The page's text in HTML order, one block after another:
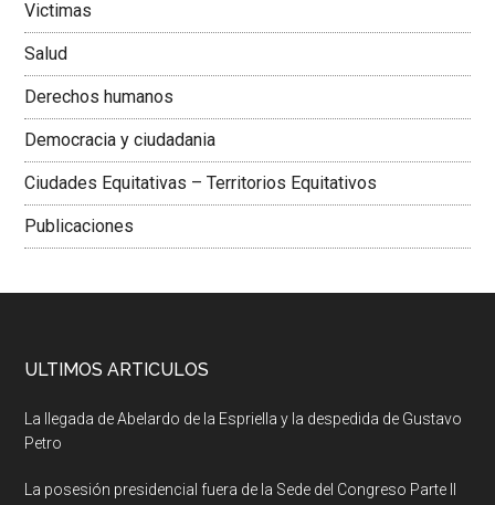
Victimas
Salud
Derechos humanos
Democracia y ciudadania
Ciudades Equitativas – Territorios Equitativos
Publicaciones
ULTIMOS ARTICULOS
La llegada de Abelardo de la Espriella y la despedida de Gustavo
Petro
La posesión presidencial fuera de la Sede del Congreso Parte II